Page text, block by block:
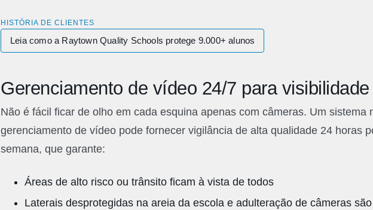
HISTÓRIA DE CLIENTES
Leia como a Raytown Quality Schools protege 9.000+ alunos
Gerenciamento de vídeo 24/7 para visibilidade
Não é fácil ficar de olho em cada esquina apenas com câmeras. Um sistema
gerenciamento de vídeo pode fornecer vigilância de alta qualidade 24 horas
semana, que garante:
Áreas de alto risco ou trânsito ficam à vista de todos
Laterais desprotegidas na areia da escola e adulteração de câmeras